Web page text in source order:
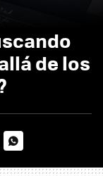
de los